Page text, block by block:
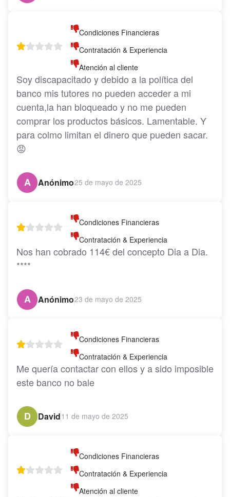
Condiciones Financieras
Contratación & Experiencia
Atención al cliente
Soy discapacitado y debido a la política del
banco mis tutores no pueden acceder a mi
cuenta,la han bloqueado y no me pueden
comprar los productos básicos. Lamentable. Y
para colmo limitan el dinero que pueden sacar.
😡
A Anónimo25 de mayo de 2025
Condiciones Financieras
Contratación & Experiencia
Nos han cobrado 114€ del concepto Dia a Dia.
****
A Anónimo23 de mayo de 2025
Condiciones Financieras
Contratación & Experiencia
Me quería contactar con ellos y a sido imposible
este banco no bale
D David11 de mayo de 2025
Condiciones Financieras
Contratación & Experiencia
Atención al cliente